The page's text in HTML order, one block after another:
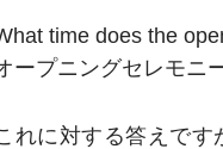
time does the
ープニングセレモニ
れに対する答えです